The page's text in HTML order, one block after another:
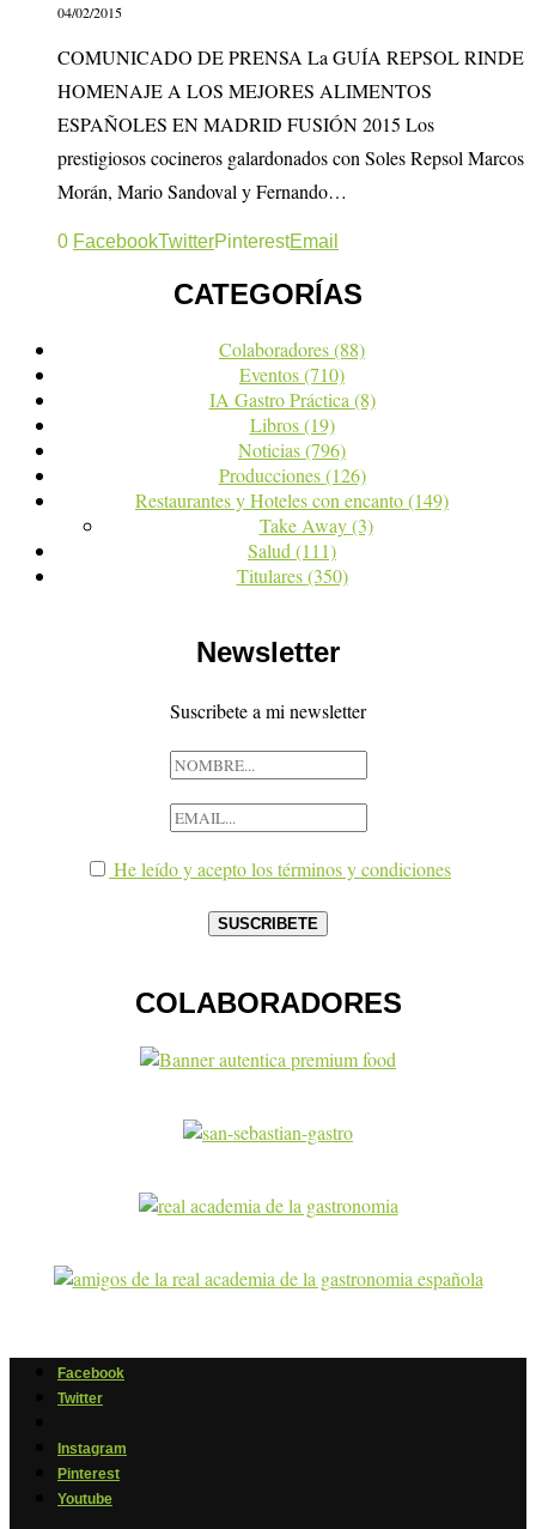
04/02/2015
COMUNICADO DE PRENSA La GUÍA REPSOL RINDE
HOMENAJE A LOS MEJORES ALIMENTOS
ESPAÑOLES EN MADRID FUSIÓN 2015 Los
prestigiosos cocineros galardonados con Soles Repsol Marcos
Morán, Mario Sandoval y Fernando…
0 FacebookTwitterPinterestEmail
CATEGORÍAS
Colaboradores(88)
Eventos(710)
IA Gastro Práctica(8)
Libros(19)
Noticias(796)
Producciones(126)
Restaurantes y Hoteles con encanto(149)
Take Away(3)
Salud(111)
Titulares(350)
Newsletter
Suscribete a mi newsletter
He leído y acepto los términos y condiciones
COLABORADORES
Facebook
Twitter
Instagram
Pinterest
Youtube